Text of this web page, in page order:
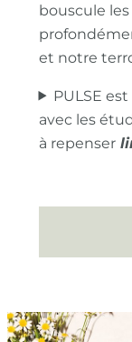
bouscule
et notre
PULSE
avec les
à repenser